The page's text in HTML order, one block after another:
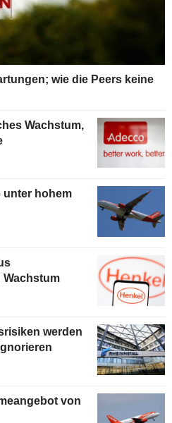
wie die Peers keine
Wachstum,
unter hohem
werden
von